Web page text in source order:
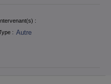
:
: Autre